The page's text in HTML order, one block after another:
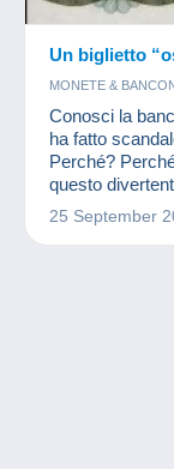
Un biglietto
MONETE &
Conosci la
ha fatto
Perché?
questo
25 September